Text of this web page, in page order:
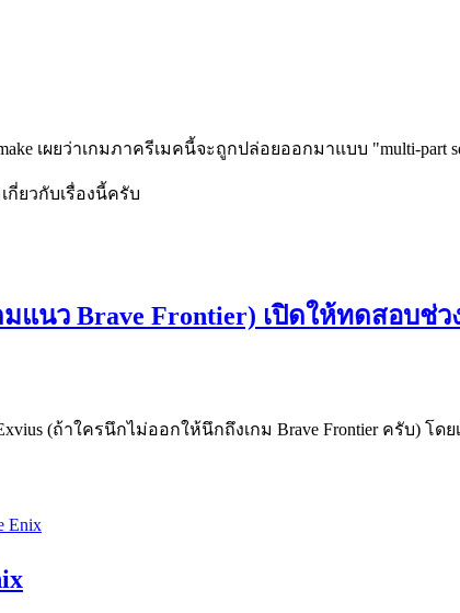
เผยว่าเกมภาครีเมคนี้จะถูกปล่อยออกมาแบบ "multi-
กี่ยวกับเรื่องนี้ครับ
มแนว Brave Frontier) เปิดให้ทดสอบช่
Exvius (ถ้าใครนึกไม่ออกให้นึกถึงเกม Brave Frontier ครับ
Enix